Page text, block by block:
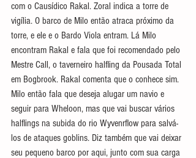
com o Causídico Rakal. Zoral indica a torre de
vigília. O barco de Milo então atraca próximo da
torre, e ele e o Bardo Viola entram. Lá Milo
encontram Rakal e fala que foi recomendado pelo
Mestre Call, o taverneiro halfling da Pousada Total
em Bogbrook. Rakal comenta que o conhece sim.
Milo então fala que deseja alugar um navio e
seguir para Wheloon, mas que vai buscar vários
halflings na subida do rio Wyvenrflow para salvá-
los de ataques goblins. Diz também que vai deixar
seu pequeno barco por aqui, junto com sua carga